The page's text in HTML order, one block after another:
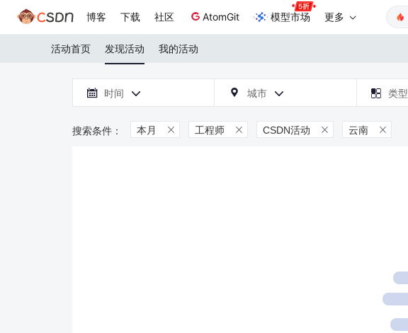
博客 下载 社区 AtomGit 模型市场 更多
活动首页 发现活动 我的活动
 时间   城市   类型
本月  工程师  CSDN活动  云南 